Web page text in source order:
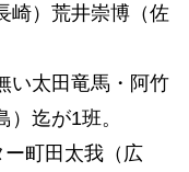
崎）荒井崇博（佐
い太田竜馬・阿竹
迄が1班。
町田太我（広